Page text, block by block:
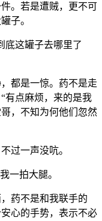
。若是遭贼，更不可
子。
底这罐子去哪里了
都是一惊。药不是走
有点麻烦，来的是我
，不知为何他们忽然
过一声没吭。
一拍大腿。
药不是和我联手的
心的手势，表示不必